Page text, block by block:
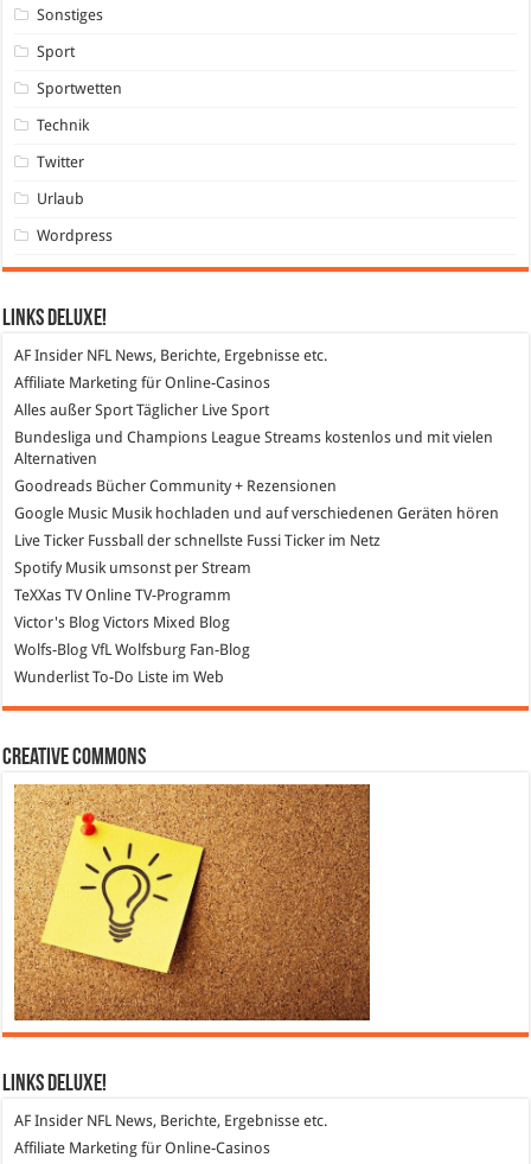
Sonstiges
Sport
Sportwetten
Technik
Twitter
Urlaub
Wordpress
Links DeLuXe!
AF Insider NFL News, Berichte, Ergebnisse etc.
Affiliate Marketing für Online-Casinos
Alles außer Sport Täglicher Live Sport
Bundesliga und Champions League Streams kostenlos und mit vielen
Alternativen
Goodreads Bücher Community + Rezensionen
Google Music Musik hochladen und auf verschiedenen Geräten hören
Live Ticker Fussball der schnellste Fussi Ticker im Netz
SpotifyMusik umsonst per Stream
TeXXas TVOnline TV-Programm
Victor's Blog Victors Mixed Blog
Wolfs-Blog VfL Wolfsburg Fan-Blog
Wunderlist To-Do Liste im Web
Creative Commons
Links DeLuXe!
AF Insider NFL News, Berichte, Ergebnisse etc.
Affiliate Marketing für Online-Casinos